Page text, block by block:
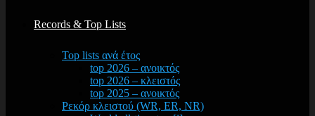
Records & Top Lists
Top lists ανά έτος
top 2026 – ανοικτός
top 2026 – κλειστός
top 2025 – ανοικτός
Ρεκόρ κλειστού (WR, ER, NR)